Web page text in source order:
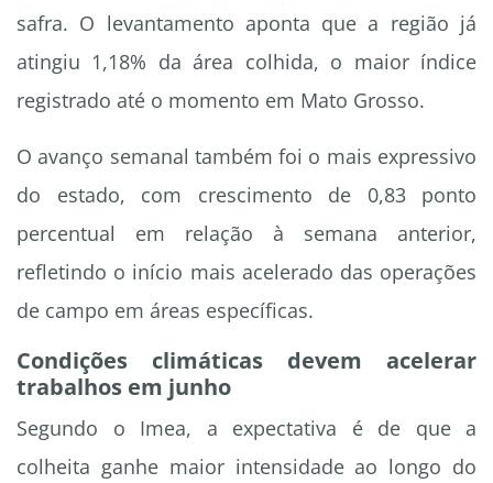
safra. O levantamento aponta que a região já
atingiu 1,18% da área colhida, o maior índice
registrado até o momento em Mato Grosso.
O avanço semanal também foi o mais expressivo
do estado, com crescimento de 0,83 ponto
percentual em relação à semana anterior,
refletindo o início mais acelerado das operações
de campo em áreas específicas.
Condições climáticas devem acelerar
trabalhos em junho
Segundo o Imea, a expectativa é de que a
colheita ganhe maior intensidade ao longo do